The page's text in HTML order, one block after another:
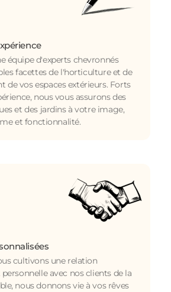
équipe d'experts chevronnés
facettes de l'horticulture et de
de vos espaces extérieurs. Forts
nous vous assurons des
et des jardins à votre image,
et fonctionnalité.
cultivons une relation
avec nos clients de la
nous donnons vie à vos rêves